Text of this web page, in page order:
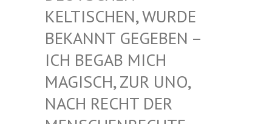
ELTISCHEN, WURDE B
EKANNT GEGEBEN – I
CH BEGAB MICH M
AGISCH, ZUR UNO, N
ACH RECHT DER M